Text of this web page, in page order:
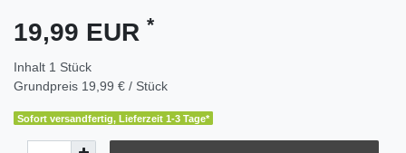
19,99 EUR *
Inhalt 1 Stück
Grundpreis 19,99 € / Stück
Sofort versandfertig, Lieferzeit 1-3 Tage*